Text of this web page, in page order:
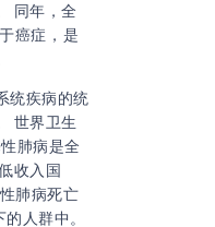
同年，全
癌症，是
统疾病的统
世界卫生
肺病是全
收入国
肺病死亡
人群中。